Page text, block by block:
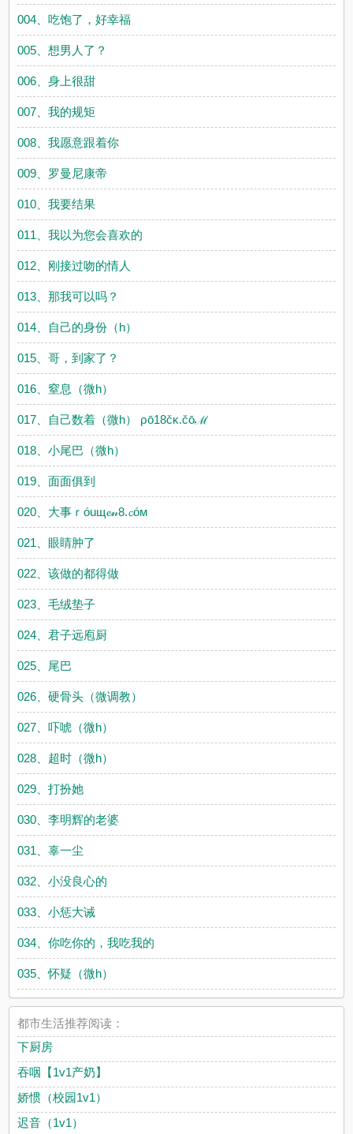
004、吃饱了，好幸福
005、想男人了？
006、身上很甜
007、我的规矩
008、我愿意跟着你
009、罗曼尼康帝
010、我要结果
011、我以为您会喜欢的
012、刚接过吻的情人
013、那我可以吗？
014、自己的身份（h）
015、哥，到家了？
016、窒息（微h）
017、自己数着（微h） ρō18čκ.čōℳ
018、小尾巴（微h）
019、面面俱到
020、大事ｒóuщ𝓮𝓃8.𝓬óм
021、眼睛肿了
022、该做的都得做
023、毛绒垫子
024、君子远庖厨
025、尾巴
026、硬骨头（微调教）
027、吓唬（微h）
028、超时（微h）
029、打扮她
030、李明辉的老婆
031、辜一尘
032、小没良心的
033、小惩大诫
034、你吃你的，我吃我的
035、怀疑（微h）
都市生活推荐阅读：
下厨房
吞咽【1v1产奶】
娇惯（校园1v1）
迟音（1v1）